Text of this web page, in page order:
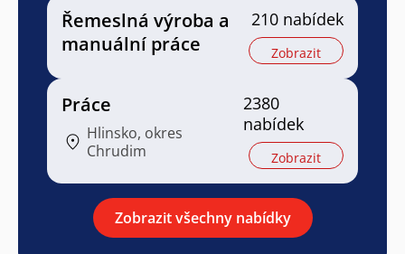
Řemeslná výroba a
manuální práce
210 nabídek
Zobrazit
Práce
Hlinsko, okres
Chrudim
2380
nabídek
Zobrazit
Zobrazit všechny nabídky